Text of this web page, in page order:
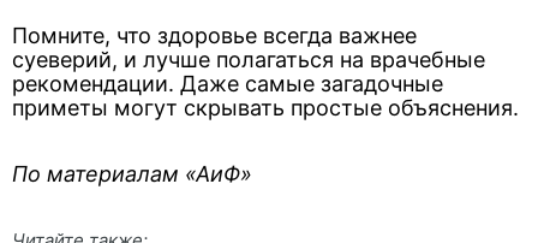
Помните, что здоровье всегда важнее
суеверий, и лучше полагаться на врачебные
рекомендации. Даже самые загадочные
приметы могут скрывать простые объяснения.
По материалам «АиФ»